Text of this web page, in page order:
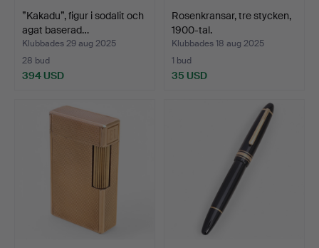
”Kakadu”, figur i sodalit och
agat baserad…
Klubbades 29 aug 2025
28 bud
394 USD
Rosenkransar, tre stycken,
1900-tal.
Klubbades 18 aug 2025
1 bud
35 USD